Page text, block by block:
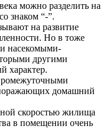
можно разделить на
знаком “-”.
на развитие
Но в тоже
насекомыми-
другими
характер.
поражающих домашний
скоростью жилища
в помещении очень